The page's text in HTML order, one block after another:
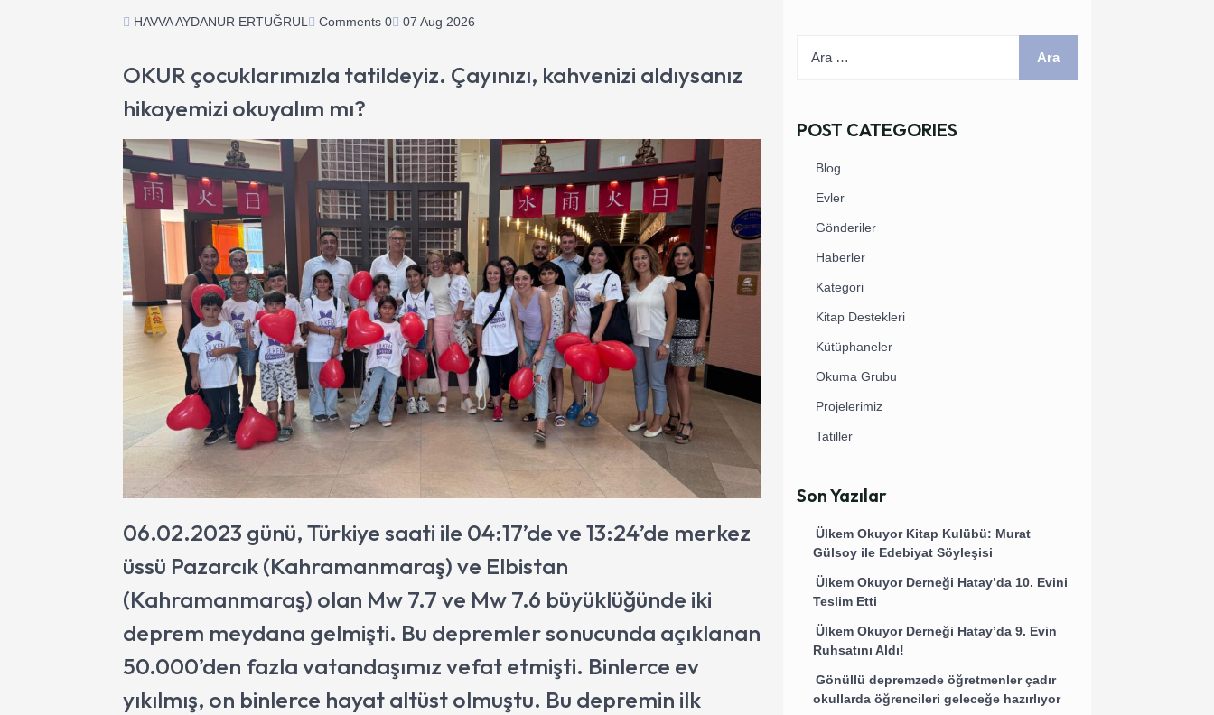
HAVVA AYDANUR ERTUĞRUL Comments 0 07 Aug 2026
OKUR çocuklarımızla tatildeyiz. Çayınızı, kahvenizi aldıysanız
hikayemizi okuyalım mı?
06.02.2023 günü, Türkiye saati ile 04:17’de ve 13:24’de merkez
üssü Pazarcık (Kahramanmaraş) ve Elbistan
(Kahramanmaraş) olan Mw 7.7 ve Mw 7.6 büyüklüğünde iki
deprem meydana gelmişti. Bu depremler sonucunda açıklanan
50.000’den fazla vatandaşımız vefat etmişti. Binlerce ev
yıkılmış, on binlerce hayat altüst olmuştu. Bu depremin ilk
POST CATEGORIES
Blog
Evler
Gönderiler
Haberler
Kategori
Kitap Destekleri
Kütüphaneler
Okuma Grubu
Projelerimiz
Tatiller
Son Yazılar
Ülkem Okuyor Kitap Kulübü: Murat
Gülsoy ile Edebiyat Söyleşisi
Ülkem Okuyor Derneği Hatay’da 10. Evini
Teslim Etti
Ülkem Okuyor Derneği Hatay’da 9. Evin
Ruhsatını Aldı!
Gönüllü depremzede öğretmenler çadır
okullarda öğrencileri geleceğe hazırlıyor